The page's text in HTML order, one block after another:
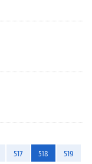
517 518
519